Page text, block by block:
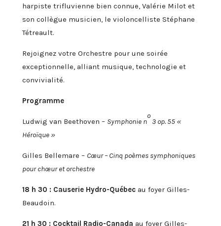
harpiste trifluvienne bien connue, Valérie Milot et
son collègue musicien, le violoncelliste Stéphane
Tétreault.
Rejoignez votre Orchestre pour une soirée
exceptionnelle, alliant musique, technologie et
convivialité.
Programme
Ludwig van Beethoven – Symphonie n
o
3 op. 55 «
Héroïque »
Gilles Bellemare – Cœur – Cinq poèmes symphoniques
pour chœur et orchestre
18 h 30 : Causerie Hydro-Québecau foyer Gilles-
Beaudoin.
21 h 30 : Cocktail Radio-Canada au foyer Gilles-